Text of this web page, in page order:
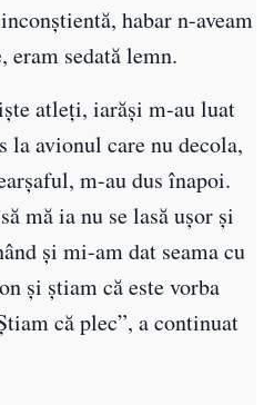
habar n-aveam
eram sedată lemn.
atleți, iarăși m-au luat
la avionul care nu decola,
m-au dus înapoi.
mă ia nu se lasă ușor și
și mi-am dat seama cu
și știam că este vorba
că plec”, a continuat